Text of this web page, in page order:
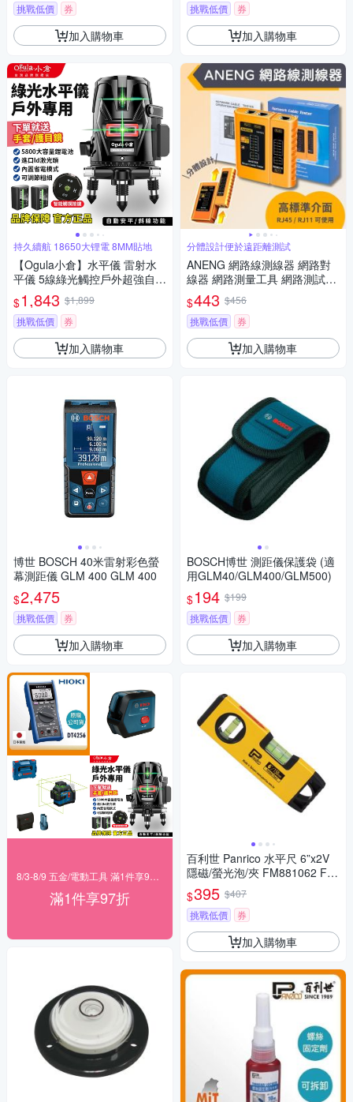
挑戰低價
券
加入購物車
持久續航 18650大锂電 8MM貼地
【Ogula小倉】水平儀 雷射水
平儀 5線綠光觸控戶外超強自動
調平 藍光雷射水平儀打斜線
（保固兩年 售後無憂）
$1,843 $1,899
挑戰低價
券
加入購物車
博世 BOSCH 40米雷射彩色螢
幕測距儀 GLM 400 GLM 400
$2,475
挑戰低價 券
加入購物車
滿1件享97折
挑戰低價 券
加入購物車
分體設計便於遠距離測試
ANENG 網路線測線器 網路對
線器 網路測量工具 網路測試儀
可調測量
$443 $456
挑戰低價
券
加入購物車
BOSCH博世 測距儀保護袋 (適
用GLM40/GLM400/GLM500)
$194 $199
挑戰低價
券
加入購物車
百利世 Panrico 水平尺 6”x2V
隱磁/螢光泡/夾 FM881062 FM
881062
$395 $407
挑戰低價
券
加入購物車